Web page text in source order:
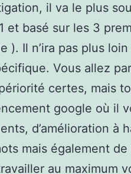
il va le plus
et basé sur les 3
). Il n’ira pas plus
Vous allez
certes, mais
google où il
d’amélioration à
mais également
au maximum